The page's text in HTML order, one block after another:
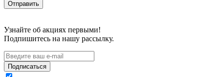
Узнайте об акциях первыми!
Подпишитесь на нашу рассылку.
Подписаться